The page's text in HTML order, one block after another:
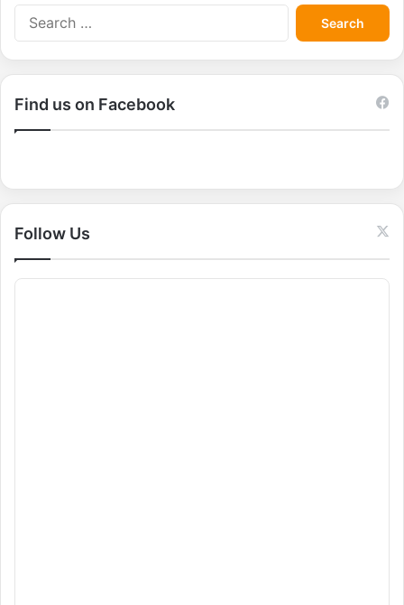
S
e
a
r
r
:
Find us on Facebook
Follow Us